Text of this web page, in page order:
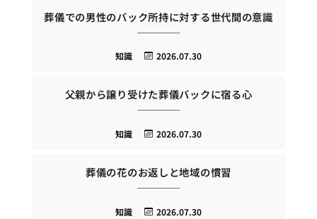
葬儀での男性のバック所持に対する世代間の意識
2026.07.30
知識
父親から譲り受けた葬儀バックに宿る心
2026.07.30
知識
葬儀の花のお返しと地域の慣習
2026.07.30
知識